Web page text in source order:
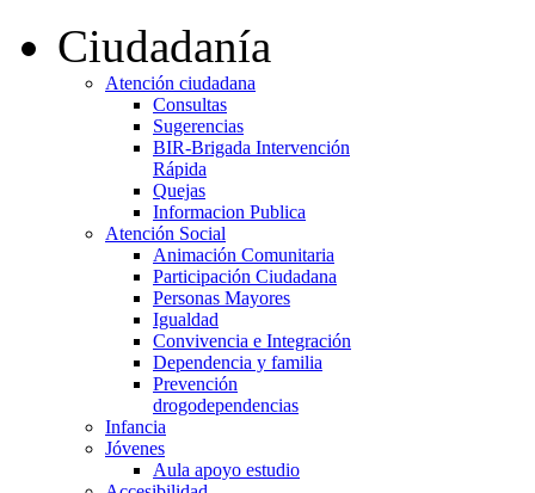
Ciudadanía
Atención ciudadana
Consultas
Sugerencias
BIR-Brigada Intervención
Rápida
Quejas
Informacion Publica
Atención Social
Animación Comunitaria
Participación Ciudadana
Personas Mayores
Igualdad
Convivencia e Integración
Dependencia y familia
Prevención
drogodependencias
Infancia
Jóvenes
Aula apoyo estudio